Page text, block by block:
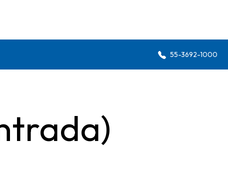
55-3692-1000